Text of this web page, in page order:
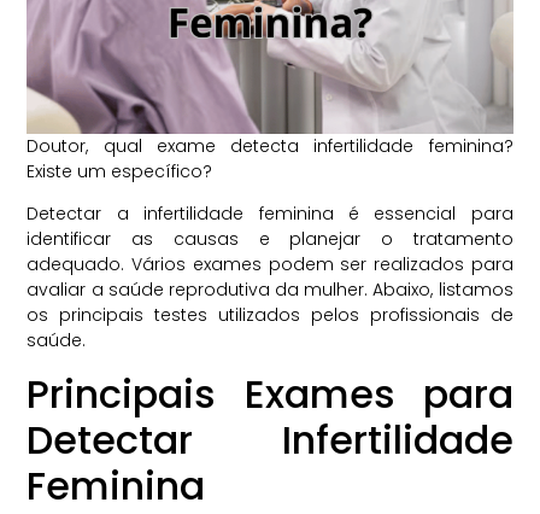
Doutor, qual exame detecta infertilidade feminina?
Existe um específico?
Detectar a infertilidade feminina é essencial para
identificar as causas e planejar o tratamento
adequado. Vários exames podem ser realizados para
avaliar a saúde reprodutiva da mulher. Abaixo, listamos
os principais testes utilizados pelos profissionais de
saúde.
Principais Exames para
Detectar Infertilidade
Feminina